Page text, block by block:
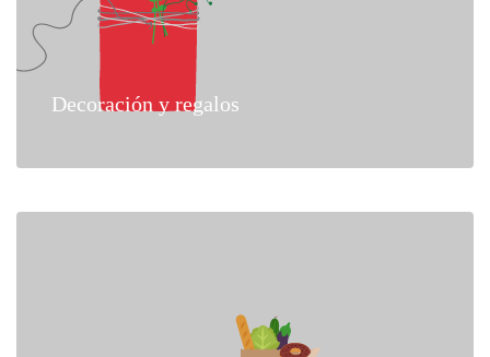
Decoración y regalos